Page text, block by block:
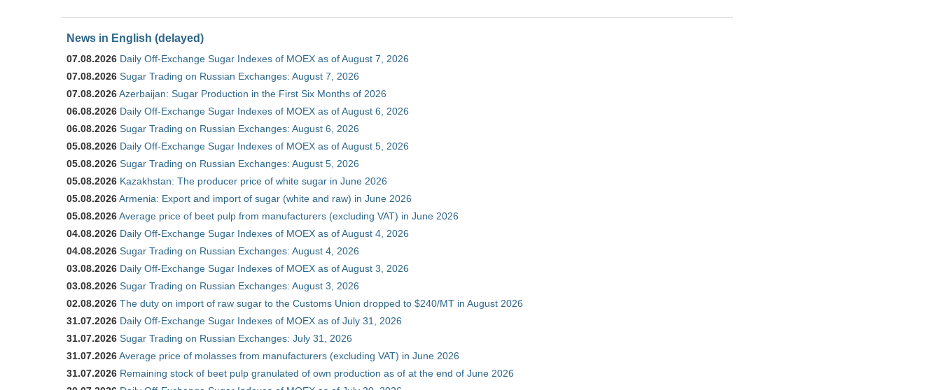
News in English (delayed)
07.08.2026 Daily Off-Exchange Sugar Indexes of MOEX as of August 7, 2026
07.08.2026 Sugar Trading on Russian Exchanges: August 7, 2026
07.08.2026Azerbaijan: Sugar Production in the First Six Months of 2026
06.08.2026 Daily Off-Exchange Sugar Indexes of MOEX as of August 6, 2026
06.08.2026 Sugar Trading on Russian Exchanges: August 6, 2026
05.08.2026 Daily Off-Exchange Sugar Indexes of MOEX as of August 5, 2026
05.08.2026 Sugar Trading on Russian Exchanges: August 5, 2026
05.08.2026 Kazakhstan: The producer price of white sugar in June 2026
05.08.2026Armenia: Export and import of sugar (white and raw) in June 2026
05.08.2026Average price of beet pulp from manufacturers (excluding VAT) in June 2026
04.08.2026 Daily Off-Exchange Sugar Indexes of MOEX as of August 4, 2026
04.08.2026 Sugar Trading on Russian Exchanges: August 4, 2026
03.08.2026 Daily Off-Exchange Sugar Indexes of MOEX as of August 3, 2026
03.08.2026 Sugar Trading on Russian Exchanges: August 3, 2026
02.08.2026 The duty on import of raw sugar to the Customs Union dropped to $240/MT in August 2026
31.07.2026 Daily Off-Exchange Sugar Indexes of MOEX as of July 31, 2026
31.07.2026 Sugar Trading on Russian Exchanges: July 31, 2026
31.07.2026Average price of molasses from manufacturers (excluding VAT) in June 2026
31.07.2026 Remaining stock of beet pulp granulated of own production as of at the end of June 2026